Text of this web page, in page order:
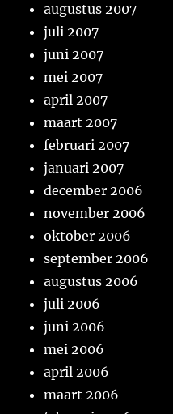
augustus 2007
juli 2007
juni 2007
mei 2007
april 2007
maart 2007
februari 2007
januari 2007
december 2006
november 2006
oktober 2006
september 2006
augustus 2006
juli 2006
juni 2006
mei 2006
april 2006
maart 2006